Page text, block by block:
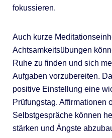
fokussieren.
Auch kurze
Achtsamkeitsübungen
Ruhe zu finden und sich
Aufgaben vorzubereiten.
positive Einstellung eine
Prüfungstag. Affirmationen
Selbstgespräche können
stärken und Ängste